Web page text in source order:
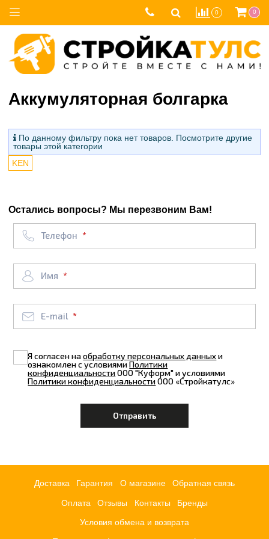
0 0
Аккумуляторная болгарка
По данному фильтру пока нет товаров. Посмотрите другие
товары этой категории
KEN
Остались вопросы? Мы перезвоним Вам!
Телефон
Имя
E-mail
Я согласен наобработку персональных данныхи
ознакомлен с условиямиПолитики
конфиденциальностиООО "Куформ" и условиями
Политики конфиденциальностиООО «Стройкатулс»
Доставка Гарантия О магазине Обратная связь
Оплата Отзывы Контакты Бренды
Условия обмена и возврата